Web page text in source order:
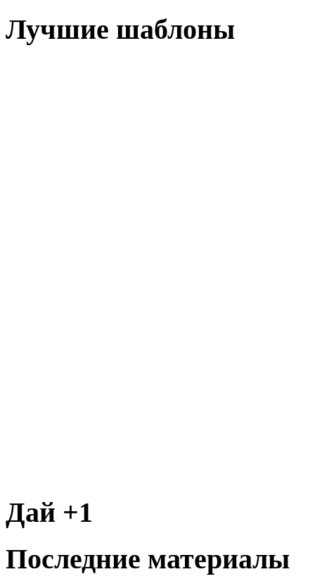
Лучшие шаблоны
Дай +1
Последние материалы